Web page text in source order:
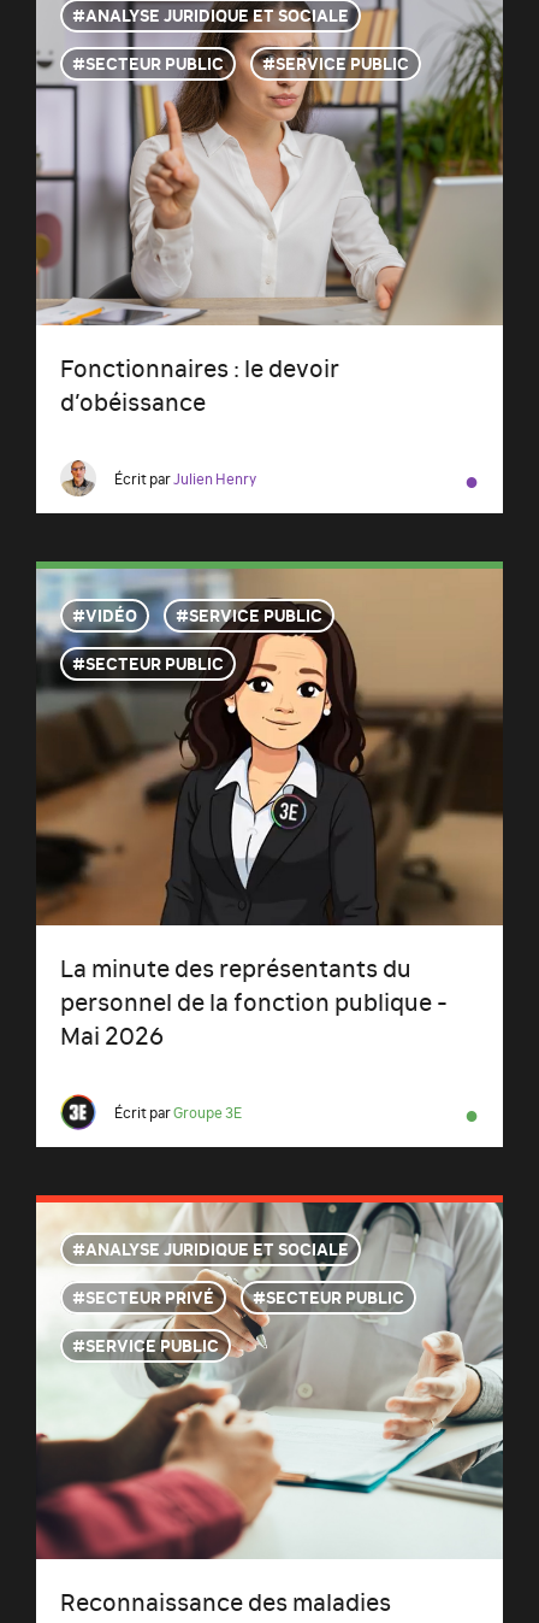
ANALYSE JURIDIQUE ET SOCIALE
SECTEUR PUBLIC
SERVICE PUBLIC
Fonctionnaires : le devoir
d’obéissance
Écrit parJulien Henry ●
VIDÉO
SERVICE PUBLIC
SECTEUR PUBLIC
La minute des représentants du
personnel de la fonction publique -
Mai 2026
Écrit parGroupe 3E ●
ANALYSE JURIDIQUE ET SOCIALE
SECTEUR PRIVÉ
SECTEUR PUBLIC
SERVICE PUBLIC
Reconnaissance des maladies